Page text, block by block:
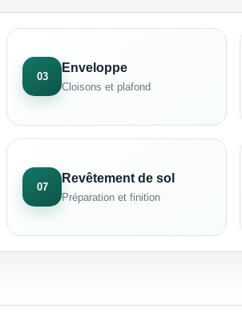
03
Enveloppe
Cloisons et plafond
07
Revêtement de sol
Préparation et finition